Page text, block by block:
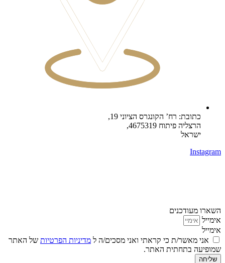
כתובת: רח’ הקונגרס הציוני 19,
הרצליה פיתוח 4675319,
ישראל
Instagram
השארו מעודכנים
אימייל
אימייל
אני מאשר/ת כי קראתי ואני מסכים/ה ל מדיניות הפרטיות של האתר
שמופיעה בתחתית האתר.
שליחה